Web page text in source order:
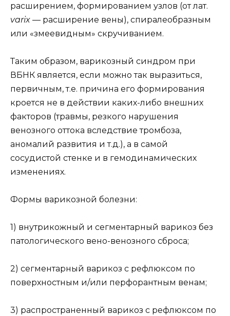
расширением, формированием узлов (от лат.
varix — расширение вены), спиралеобразным
или «змеевидным» скручиванием.
Таким образом, варикозный синдром при
ВБНК является, если можно так выразиться,
первичным, т.е. причина его формирования
кроется не в действии каких-либо внешних
факторов (травмы, резкого нарушения
венозного оттока вследствие тромбоза,
аномалий развития и т.д.), а в самой
сосудистой стенке и в гемодинамических
изменениях.
Формы варикозной болезни:
1) внутрикожный и сегментарный варикоз без
патологического вено-венозного сброса;
2) сегментарный варикоз с рефлюксом по
поверхностным и/или перфорантным венам;
3) распространенный варикоз с рефлюксом по